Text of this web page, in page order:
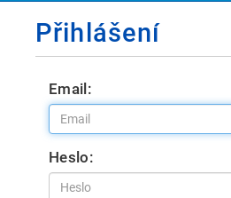
Přihlášení
Email:
Heslo: